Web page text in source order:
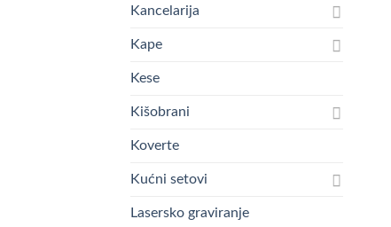
Kancelarija
Kape
Kese
Kišobrani
Koverte
Kućni setovi
Lasersko graviranje